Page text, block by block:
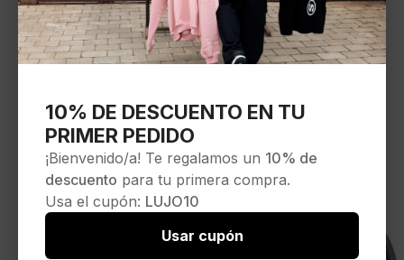
Seleccionar opciones
10% DE DESCUENTO EN TU
PRIMER PEDIDO
¡Bienvenido/a! Te regalamos un 10% de
descuento para tu primera compra.
Usa el cupón: LUJO10
Usar cupón